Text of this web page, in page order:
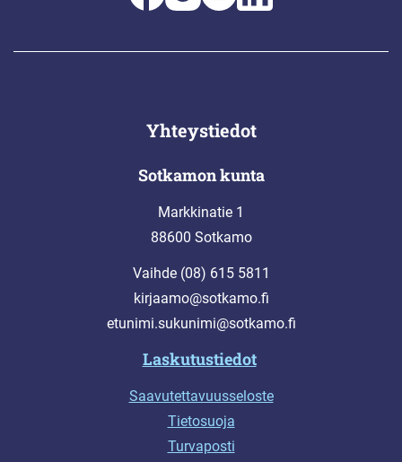
Yhteystiedot
Sotkamon kunta
Markkinatie 1
88600 Sotkamo
Vaihde (08) 615 5811
kirjaamo@sotkamo.fi
etunimi.sukunimi@sotkamo.fi
Laskutustiedot
Saavutettavuusseloste
Tietosuoja
Turvaposti